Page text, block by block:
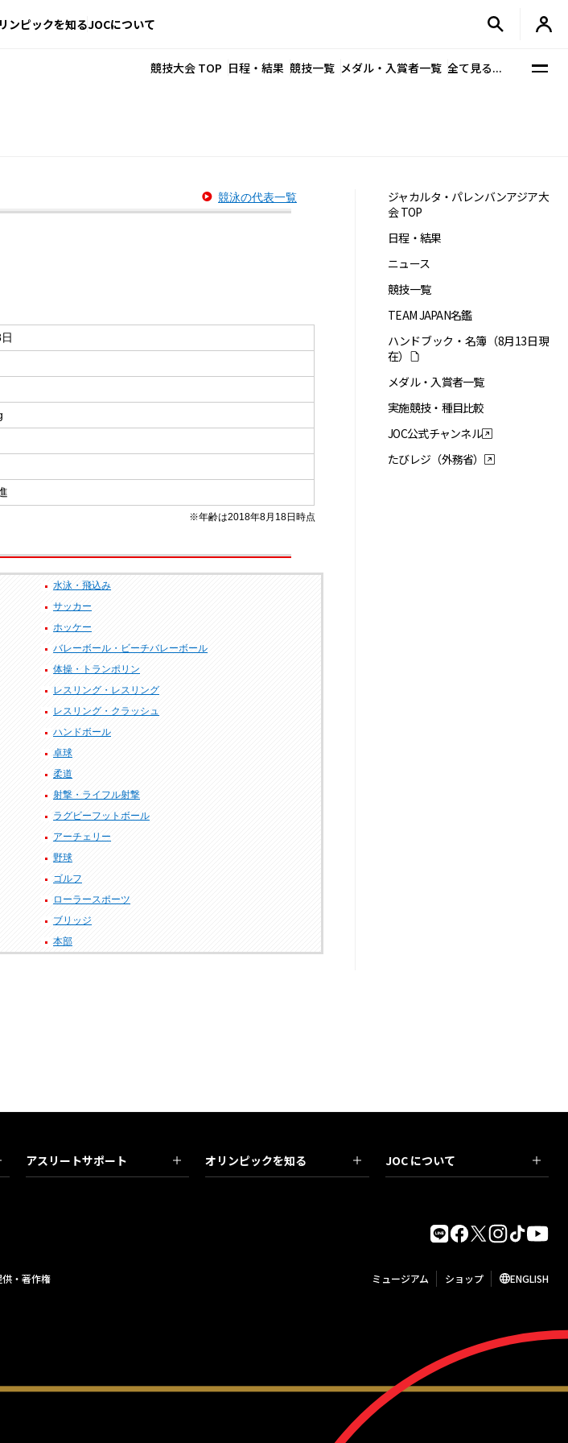
ンピックを知るJOCについて
競技大会 TOP 日程・結果 競技一覧 メダル・入賞者一覧 全て見る...
競泳の代表一覧
※年齢は2018年8月18日時点
水泳・飛込み
サッカー
ホッケー
バレーボール・ビーチバレーボール
体操・トランポリン
レスリング・レスリング
レスリング・クラッシュ
ハンドボール
卓球
柔道
射撃・ライフル射撃
ラグビーフットボール
アーチェリー
野球
ゴルフ
ローラースポーツ
ブリッジ
本部
ジャカルタ・パレンバンアジア大
会 TOP
日程・結果
ニュース
競技一覧
TEAM JAPAN名鑑
ハンドブック・名簿（8月13日現
在）
メダル・入賞者一覧
実施競技・種目比較
JOC公式チャンネル
たびレジ（外務省）
アスリートサポート オリンピックを知る JOC について
供・著作権 ミュージアム ショップ ENGLISH